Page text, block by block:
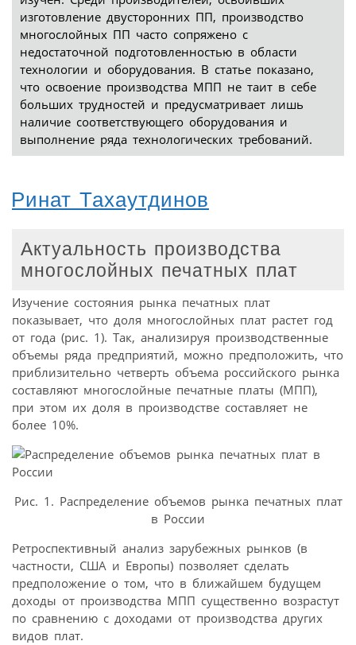
изготовление двусторонних ПП, производство
многослойных ПП часто сопряжено с
недостаточной подготовленностью в области
технологии и оборудования. В статье показано,
что освоение производства МПП не таит в себе
больших трудностей и предусматривает лишь
наличие соответствующего оборудования и
выполнение ряда технологических требований.
Ринат Тахаутдинов
Актуальность производства
многослойных печатных плат
Изучение состояния рынка печатных плат
показывает, что доля многослойных плат растет год
от года (рис. 1). Так, анализируя производственные
объемы ряда предприятий, можно предположить, что
приблизительно четверть объема российского рынка
составляют многослойные печатные платы (МПП),
при этом их доля в производстве составляет не
более 10%.
Рис. 1. Распределение объемов рынка печатных плат
в России
Ретроспективный анализ зарубежных рынков (в
частности, США и Европы) позволяет сделать
предположение о том, что в ближайшем будущем
доходы от производства МПП существенно возрастут
по сравнению с доходами от производства других
видов плат.